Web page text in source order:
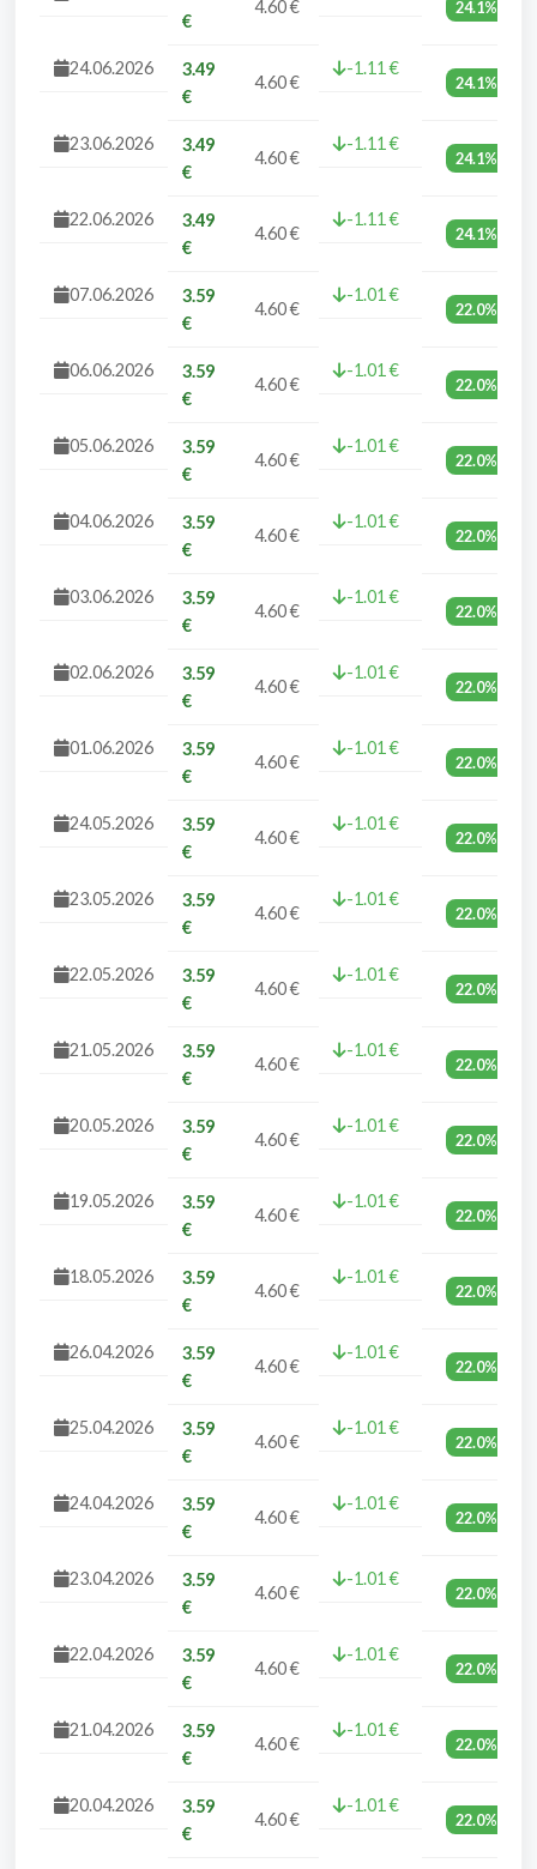
€
4.60 € 24.1%
24.06.2026
3.49
€
4.60 €
-1.11 €
24.1%
23.06.2026
3.49
€
4.60 €
-1.11 €
24.1%
22.06.2026
3.49
€
4.60 €
-1.11 €
24.1%
07.06.2026
3.59
€
4.60 €
-1.01 €
22.0%
06.06.2026
3.59
€
4.60 €
-1.01 €
22.0%
05.06.2026
3.59
€
4.60 €
-1.01 €
22.0%
04.06.2026
3.59
€
4.60 €
-1.01 €
22.0%
03.06.2026
3.59
€
4.60 €
-1.01 €
22.0%
02.06.2026
3.59
€
4.60 €
-1.01 €
22.0%
01.06.2026
3.59
€
4.60 €
-1.01 €
22.0%
24.05.2026
3.59
€
4.60 €
-1.01 €
22.0%
23.05.2026
3.59
€
4.60 €
-1.01 €
22.0%
22.05.2026
3.59
€
4.60 €
-1.01 €
22.0%
21.05.2026
3.59
€
4.60 €
-1.01 €
22.0%
20.05.2026
3.59
€
4.60 €
-1.01 €
22.0%
19.05.2026
3.59
€
4.60 €
-1.01 €
22.0%
18.05.2026
3.59
€
4.60 €
-1.01 €
22.0%
26.04.2026
3.59
€
4.60 €
-1.01 €
22.0%
25.04.2026
3.59
€
4.60 €
-1.01 €
22.0%
24.04.2026
3.59
€
4.60 €
-1.01 €
22.0%
23.04.2026
3.59
€
4.60 €
-1.01 €
22.0%
22.04.2026
3.59
€
4.60 €
-1.01 €
22.0%
21.04.2026
3.59
€
4.60 €
-1.01 €
22.0%
20.04.2026
3.59
€
4.60 €
-1.01 €
22.0%